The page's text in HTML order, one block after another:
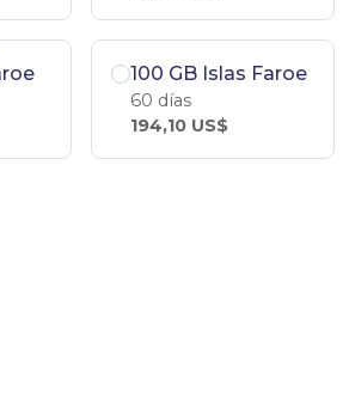
100 GB Islas Faroe
60 días
194,10 US$